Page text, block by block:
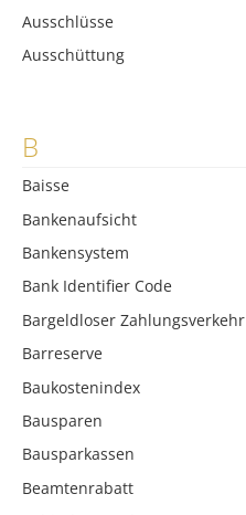
Ausschlüsse
Ausschüttung
B
Baisse
Bankenaufsicht
Bankensystem
Bank Identifier Code
Bargeldloser Zahlungsverkehr
Barreserve
Baukostenindex
Bausparen
Bausparkassen
Beamtenrabatt